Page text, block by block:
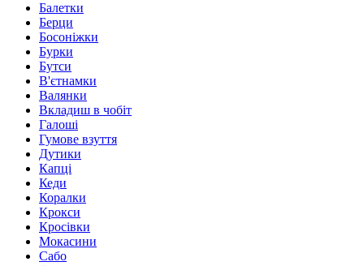
Балетки
Берци
Босоніжки
Бурки
Бутси
В'єтнамки
Валянки
Вкладиш в чобіт
Галоші
Гумове взуття
Дутики
Капці
Кеди
Коралки
Крокси
Кросівки
Мокасини
Сабо